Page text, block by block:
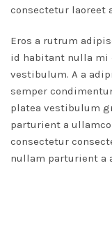
consectetur laoreet
Eros a rutrum
id habitant nulla mi
vestibulum. A a
semper
platea vestibulum
parturient a
consectetur
nullam parturient a